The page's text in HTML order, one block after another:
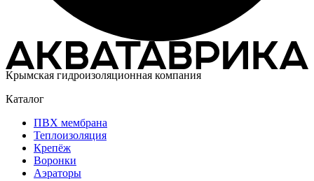
Крымская гидроизоляционная компания
Каталог
ПВХ мембрана
Теплоизоляция
Крепёж
Воронки
Аэраторы